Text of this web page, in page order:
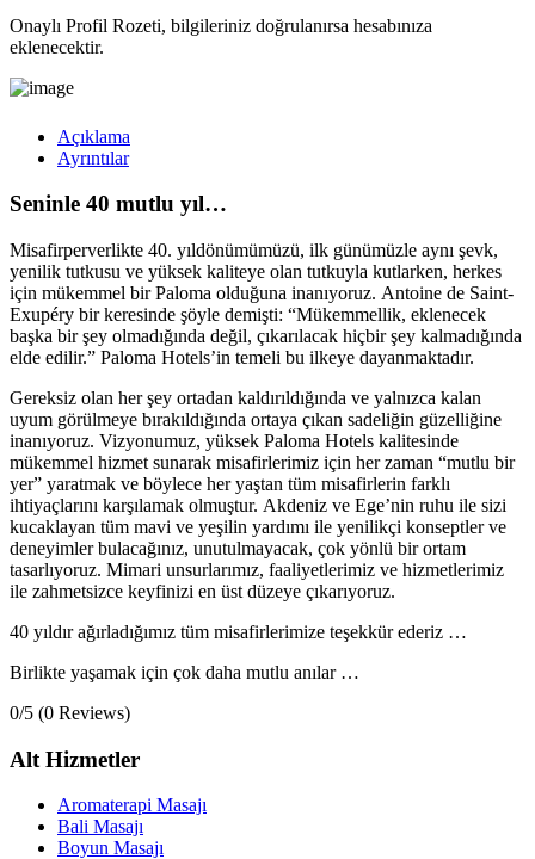
Onaylı Profil Rozeti, bilgileriniz doğrulanırsa hesabınıza
eklenecektir.
Açıklama
Ayrıntılar
Seninle 40 mutlu yıl…
Misafirperverlikte 40. yıldönümümüzü, ilk günümüzle aynı şevk,
yenilik tutkusu ve yüksek kaliteye olan tutkuyla kutlarken, herkes
için mükemmel bir Paloma olduğuna inanıyoruz. Antoine de Saint-
Exupéry bir keresinde şöyle demişti: “Mükemmellik, eklenecek
başka bir şey olmadığında değil, çıkarılacak hiçbir şey kalmadığında
elde edilir.” Paloma Hotels’in temeli bu ilkeye dayanmaktadır.
Gereksiz olan her şey ortadan kaldırıldığında ve yalnızca kalan
uyum görülmeye bırakıldığında ortaya çıkan sadeliğin güzelliğine
inanıyoruz. Vizyonumuz, yüksek Paloma Hotels kalitesinde
mükemmel hizmet sunarak misafirlerimiz için her zaman “mutlu bir
yer” yaratmak ve böylece her yaştan tüm misafirlerin farklı
ihtiyaçlarını karşılamak olmuştur. Akdeniz ve Ege’nin ruhu ile sizi
kucaklayan tüm mavi ve yeşilin yardımı ile yenilikçi konseptler ve
deneyimler bulacağınız, unutulmayacak, çok yönlü bir ortam
tasarlıyoruz. Mimari unsurlarımız, faaliyetlerimiz ve hizmetlerimiz
ile zahmetsizce keyfinizi en üst düzeye çıkarıyoruz.
40 yıldır ağırladığımız tüm misafirlerimize teşekkür ederiz …
Birlikte yaşamak için çok daha mutlu anılar …
0/5 (0 Reviews)
Alt Hizmetler
Aromaterapi Masajı
Bali Masajı
Boyun Masajı